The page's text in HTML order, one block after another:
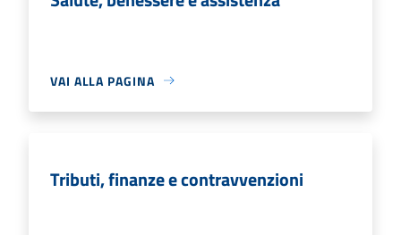
VAI ALLA PAGINA
Tributi, finanze e contravvenzioni